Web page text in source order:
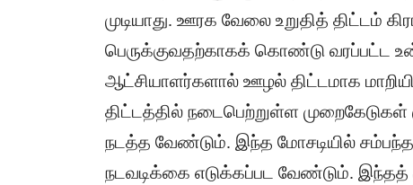
முடியாது. ஊரக வேலை உறுதித் திட்டம்
பெருக்குவதற்காகக் கொண்டு வரப்பட்ட
ஆட்சியாளர்களால் ஊழல் திட்டமாக
திட்டத்தில் நடைபெற்றுள்ள முறைகேடுகள்
நடத்த வேண்டும். இந்த மோசடியில்
நடவடிக்கை எடுக்கப்பட வேண்டும். இந்தத்